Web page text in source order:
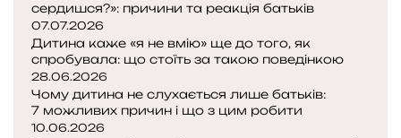
к
Н
а
т
а
л
я
сердишся?»: причини та реакція батьків
07.07.2026
Дитина каже «я не вмію» ще до того, як
спробувала: що стоїть за такою поведінкою
28.06.2026
Чому дитина не слухається лише батьків:
7 можливих причин і що з цим робити
10.06.2026